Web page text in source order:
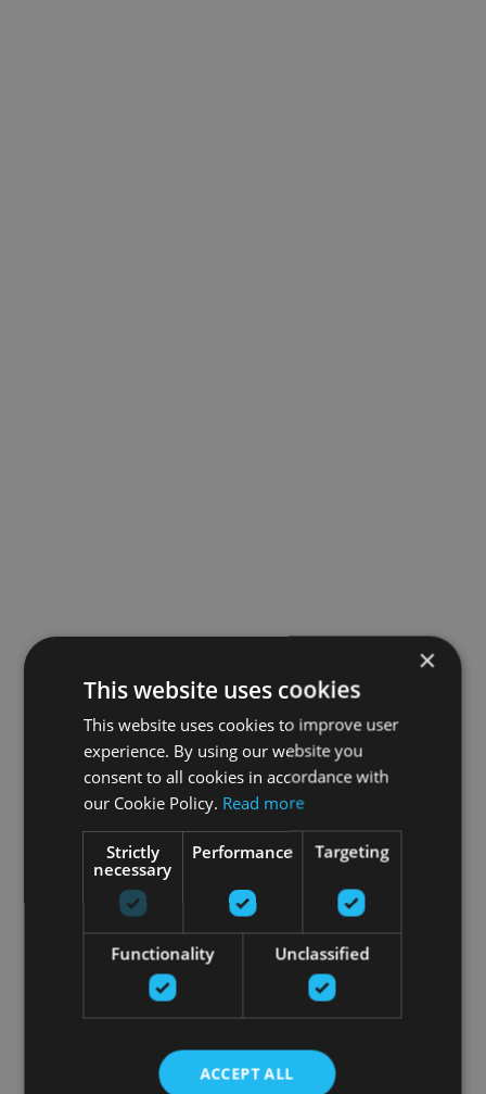
×
This website uses cookies
This website uses cookies to improve user
experience. By using our website you
consent to all cookies in accordance with
our Cookie Policy. Read more
Strictly
necessary
Performance Targeting
Functionality Unclassified
ACCEPT ALL